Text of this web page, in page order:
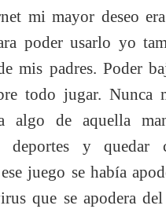
mi mayor deseo
poder usarlo yo
mis padres. Poder
todo jugar. Nunca
algo de aquella
deportes y quedar
juego se había
que se apodera